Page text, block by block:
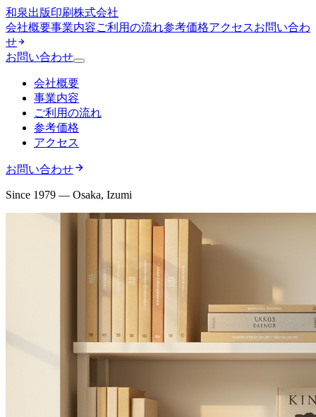
和泉出版印刷株式会社
会社概要事業内容ご利用の流れ参考価格アクセスお問い合わ
せ
お問い合わせ
会社概要
事業内容
ご利用の流れ
参考価格
アクセス
お問い合わせ
Since 1979 — Osaka, Izumi